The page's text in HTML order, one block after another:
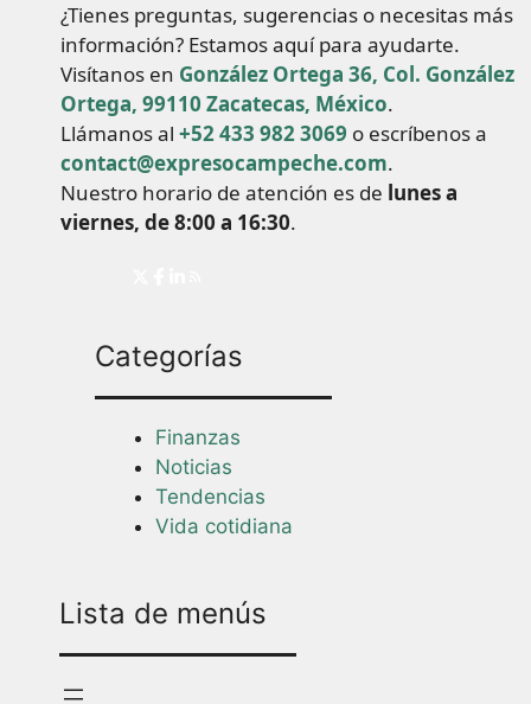
¿Tienes preguntas, sugerencias o necesitas más
información? Estamos aquí para ayudarte.
Visítanos en González Ortega 36, Col. González
Ortega, 99110 Zacatecas, México.
Llámanos al +52 433 982 3069 o escríbenos a
contact@expresocampeche.com.
Nuestro horario de atención es de lunes a
viernes, de 8:00 a 16:30.
Categorías
Finanzas
Noticias
Tendencias
Vida cotidiana
Lista de menús